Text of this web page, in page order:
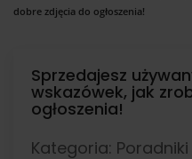
dobre zdjęcia do ogłoszenia!
Sprzedajesz
wskazówek, jak
ogłoszenia!
Kategoria: